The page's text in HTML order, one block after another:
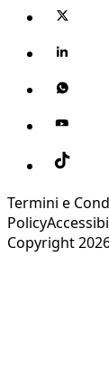
Termini e
Policy
Copyright